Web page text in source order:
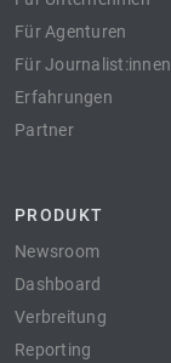
Für Agenturen
Für Journalist:innen
Erfahrungen
Partner
PRODUKT
Newsroom
Dashboard
Verbreitung
Reporting